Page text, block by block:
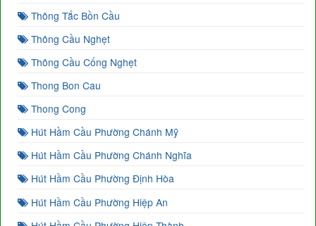
Thông Tắc Bồn Cầu
Thông Cầu Nghẹt
Thông Cầu Cống Nghẹt
Thong Bon Cau
Thong Cong
Hút Hầm Cầu Phường Chánh Mỹ
Hút Hầm Cầu Phường Chánh Nghĩa
Hút Hầm Cầu Phường Định Hòa
Hút Hầm Cầu Phường Hiệp An